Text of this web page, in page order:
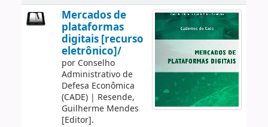
Mercados de
plataformas
digitais [recurso
eletrônico]/
por Conselho
Administrativo de
Defesa Econômica
(CADE)| Resende,
Guilherme Mendes
[Editor].